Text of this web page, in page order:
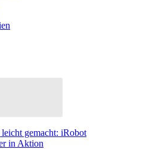
gemacht: iRobot
in Aktion